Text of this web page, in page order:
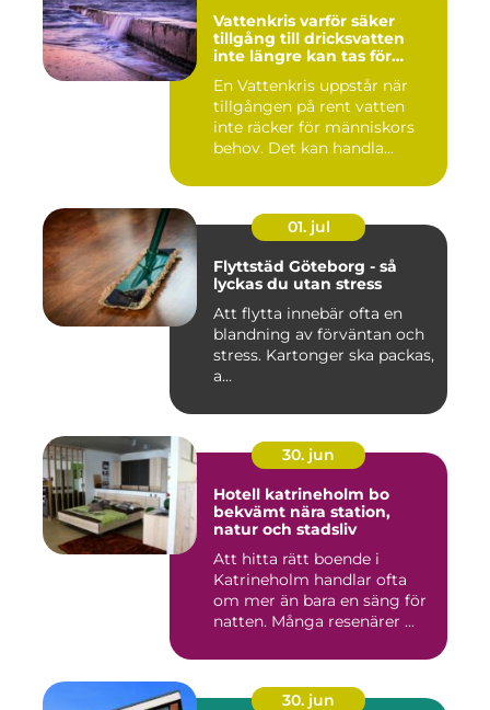
Vattenkris varför säker
tillgång till dricksvatten
inte längre kan tas för
En Vattenkris uppstår när
tillgången på rent vatten
inte räcker för människors
behov. Det kan handla...
01. jul
Flyttstäd Göteborg - så
lyckas du utan stress
Att flytta innebär ofta en
blandning av förväntan och
stress. Kartonger ska packas,
a...
30. jun
Hotell katrineholm bo
bekvämt nära station,
natur och stadsliv
Att hitta rätt boende i
Katrineholm handlar ofta
om mer än bara en säng för
natten. Många resenärer ...
30. jun